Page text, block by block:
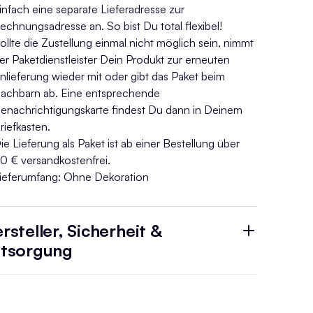
eine separate Lieferadresse zur
an. So bist Du total flexibel!
die Zustellung einmal nicht möglich sein, nimmt
Paketdienstleister Dein Produkt zur erneuten
wieder mit oder gibt das Paket beim
ab. Eine entsprechende
findest Du dann in Deinem
Lieferung als Paket ist ab einer Bestellung über
€ versandkostenfrei.
Ohne Dekoration
Sicherheit &